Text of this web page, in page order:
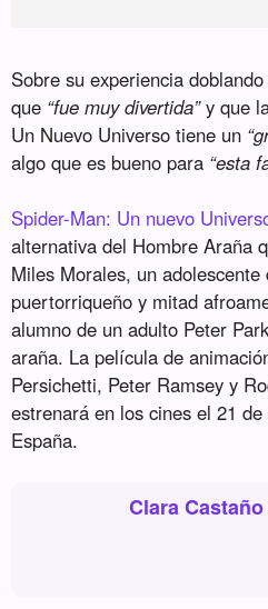
Sobre su experiencia
que “fue muy divertida”y que
Un Nuevo Universo tiene un
algo que es bueno para “esta
Spider-Man: Un nuevo
alternativa del Hombre Araña
Miles Morales, un
puertorriqueño y mitad
alumno de un adulto Peter
araña. La película de
Persichetti, Peter Ramsey y
estrenará en los cines el 21
España.
Clara